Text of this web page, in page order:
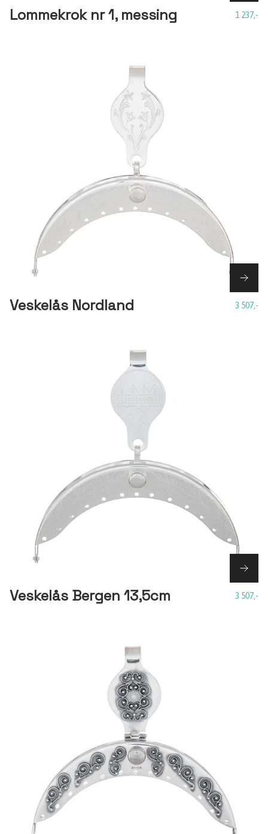
Lommekrok nr 1, messing 1 237,-
Veskelås Nordland 3 507,-
Veskelås Bergen 13,5cm 3 507,-